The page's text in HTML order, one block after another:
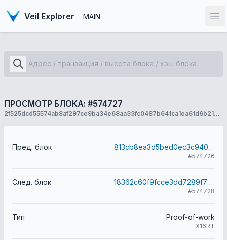
Veil Explorer MAIN
ПРОСМОТР БЛОКА: #574727
2f525dcd55574ab8af297ce9ba34e68aa33fc0487b641ca1ea61d6b2125d6087
Пред. блок 813cb8ea3d5bed0ec3c94084f31c6fc61b9fbff2c0476cf0974d8825e8049532
#574726
След. блок 18362c60f9fcce3dd7289f782c0bca7679b775ebfb905675fc2843e01f5e1bcd
#574728
Тип Proof-of-work
X16RT